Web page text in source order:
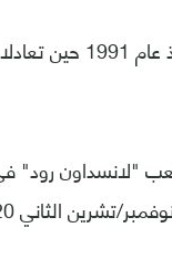
لقاء ودي على ملعب
حين فازت إنجلترا وديا 3-0.